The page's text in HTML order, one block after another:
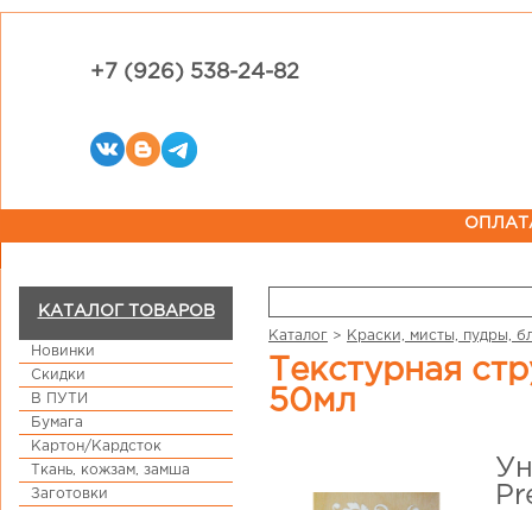
+7 (926) 538-24-82
КАТАЛОГ ТОВАРОВ
Новинки
Скидки
В ПУТИ
Бумага
Картон/Кардсток
Ткань, кожзам, замша
Заготовки
Каталог > Краски, мисты, пудры,
50мл